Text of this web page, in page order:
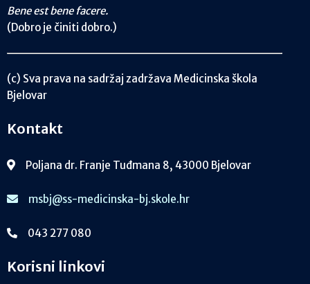
Bene est bene facere.
(Dobro je činiti dobro.)
(c) Sva prava na sadržaj zadržava Medicinska škola
Bjelovar
Kontakt
Poljana dr. Franje Tuđmana 8, 43000 Bjelovar
msbj@ss-medicinska-bj.skole.hr
043 277 080
Korisni linkovi